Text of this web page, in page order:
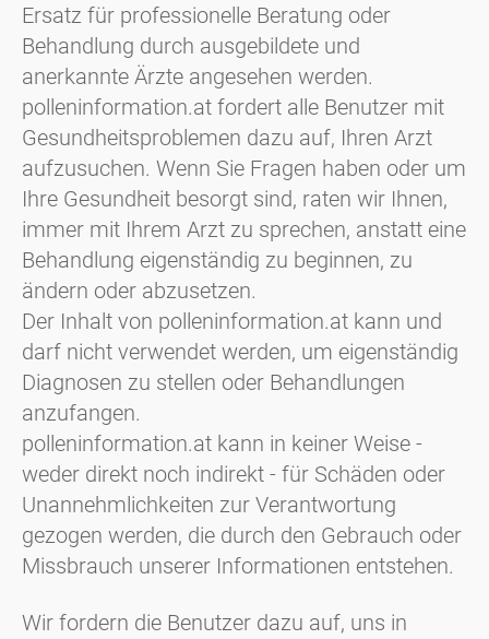
Ersatz für professionelle Beratung oder
Behandlung durch ausgebildete und
anerkannte Ärzte angesehen werden.
polleninformation.at fordert alle Benutzer mit
Gesundheitsproblemen dazu auf, Ihren Arzt
aufzusuchen. Wenn Sie Fragen haben oder um
Ihre Gesundheit besorgt sind, raten wir Ihnen,
immer mit Ihrem Arzt zu sprechen, anstatt eine
Behandlung eigenständig zu beginnen, zu
ändern oder abzusetzen.
Der Inhalt von polleninformation.at kann und
darf nicht verwendet werden, um eigenständig
Diagnosen zu stellen oder Behandlungen
anzufangen.
polleninformation.at kann in keiner Weise -
weder direkt noch indirekt - für Schäden oder
Unannehmlichkeiten zur Verantwortung
gezogen werden, die durch den Gebrauch oder
Missbrauch unserer Informationen entstehen.
Wir fordern die Benutzer dazu auf, uns in